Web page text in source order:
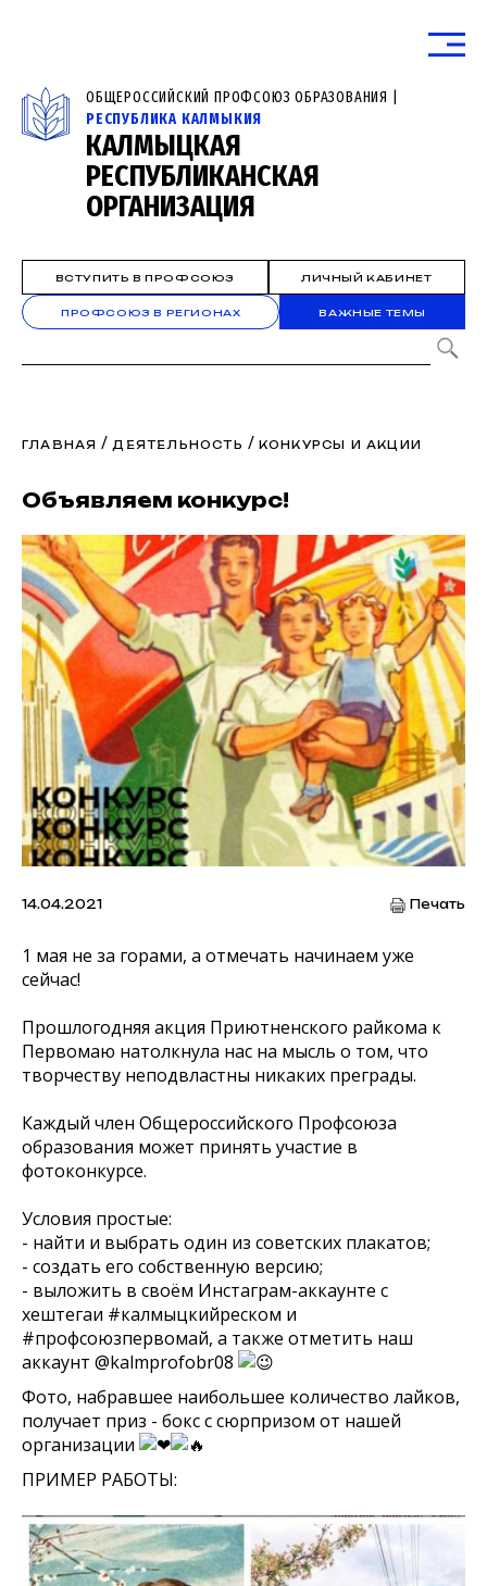
ОБЩЕРОССИЙСКИЙ ПРОФСОЮЗ ОБРАЗОВАНИЯ |
РЕСПУБЛИКА КАЛМЫКИЯ
КАЛМЫЦКАЯ
РЕСПУБЛИКАНСКАЯ
ОРГАНИЗАЦИЯ
ВСТУПИТЬ В ПРОФСОЮЗ ЛИЧНЫЙ КАБИНЕТ
ПРОФСОЮЗ В РЕГИОНАХ ВАЖНЫЕ ТЕМЫ
ГЛАВНАЯ /ДЕЯТЕЛЬНОСТЬ / КОНКУРСЫ И АКЦИИ
Объявляем конкурс!
14.04.2021 Печать
1 мая не за горами, а отмечать начинаем уже
сейчас!
Прошлогодняя акция Приютненского райкома к
Первомаю натолкнула нас на мысль о том, что
творчеству неподвластны никаких преграды.
Каждый член Общероссийского Профсоюза
образования может принять участие в
фотоконкурсе.
Условия простые:⠀
- найти и выбрать один из советских плакатов;⠀
- создать его собственную версию;⠀
- выложить в своём Инстаграм-аккаунте с
хештегаи #калмыцкийреском и
#профсоюзпервомай, а также отметить наш
аккаунт @kalmprofobr08
Фото, набравшее наибольшее количество лайков,
получает приз - бокс с сюрпризом от нашей
организации
ПРИМЕР РАБОТЫ: